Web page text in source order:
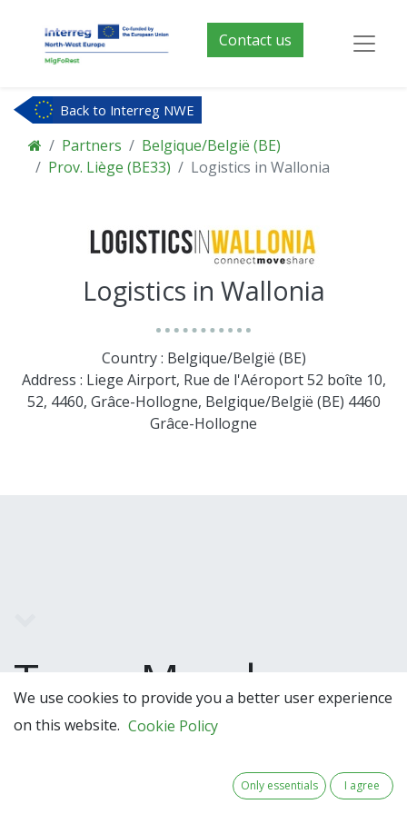
Contact us
Back to Interreg NWE
Partners
Belgique/België (BE)
Prov. Liège (BE33)
Logistics in Wallonia
Logistics in Wallonia
Country : Belgique/België (BE)
Address : Liege Airport, Rue de l'Aéroport 52 boîte 10,
52, 4460, Grâce-Hollogne, Belgique/België (BE) 4460
Grâce-Hollogne
Team Members
We use cookies to provide you a better user experience
on this website. Cookie Policy
Only essentials I agree